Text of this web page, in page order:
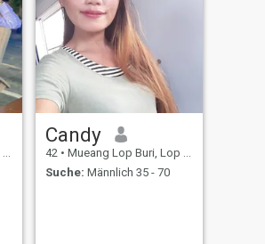
Candy
42 • Mueang Lop Buri, Lop Buri, Thailand
Suche: Männlich 35 - 70